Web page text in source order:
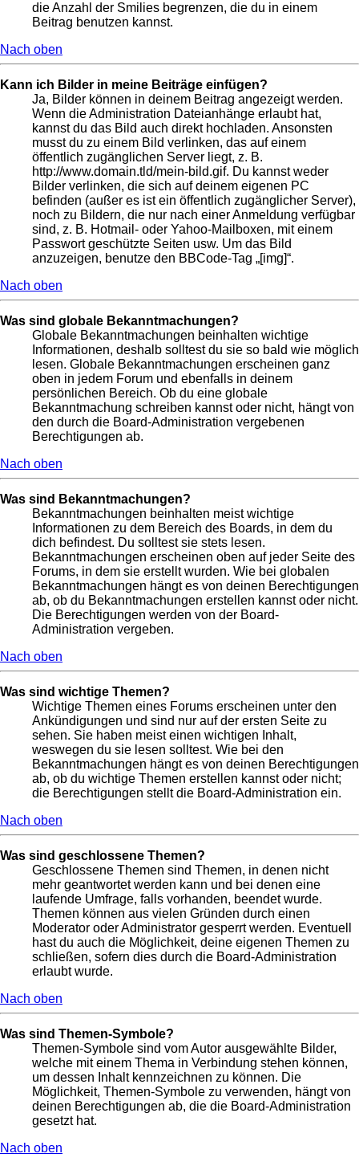
die Anzahl der Smilies begrenzen, die du in einem
Beitrag benutzen kannst.
Nach oben
Kann ich Bilder in meine Beiträge einfügen?
Ja, Bilder können in deinem Beitrag angezeigt werden.
Wenn die Administration Dateianhänge erlaubt hat,
kannst du das Bild auch direkt hochladen. Ansonsten
musst du zu einem Bild verlinken, das auf einem
öffentlich zugänglichen Server liegt, z. B.
http://www.domain.tld/mein-bild.gif. Du kannst weder
Bilder verlinken, die sich auf deinem eigenen PC
befinden (außer es ist ein öffentlich zugänglicher Server),
noch zu Bildern, die nur nach einer Anmeldung verfügbar
sind, z. B. Hotmail- oder Yahoo-Mailboxen, mit einem
Passwort geschützte Seiten usw. Um das Bild
anzuzeigen, benutze den BBCode-Tag „[img]“.
Nach oben
Was sind globale Bekanntmachungen?
Globale Bekanntmachungen beinhalten wichtige
Informationen, deshalb solltest du sie so bald wie möglich
lesen. Globale Bekanntmachungen erscheinen ganz
oben in jedem Forum und ebenfalls in deinem
persönlichen Bereich. Ob du eine globale
Bekanntmachung schreiben kannst oder nicht, hängt von
den durch die Board-Administration vergebenen
Berechtigungen ab.
Nach oben
Was sind Bekanntmachungen?
Bekanntmachungen beinhalten meist wichtige
Informationen zu dem Bereich des Boards, in dem du
dich befindest. Du solltest sie stets lesen.
Bekanntmachungen erscheinen oben auf jeder Seite des
Forums, in dem sie erstellt wurden. Wie bei globalen
Bekanntmachungen hängt es von deinen Berechtigungen
ab, ob du Bekanntmachungen erstellen kannst oder nicht.
Die Berechtigungen werden von der Board-
Administration vergeben.
Nach oben
Was sind wichtige Themen?
Wichtige Themen eines Forums erscheinen unter den
Ankündigungen und sind nur auf der ersten Seite zu
sehen. Sie haben meist einen wichtigen Inhalt,
weswegen du sie lesen solltest. Wie bei den
Bekanntmachungen hängt es von deinen Berechtigungen
ab, ob du wichtige Themen erstellen kannst oder nicht;
die Berechtigungen stellt die Board-Administration ein.
Nach oben
Was sind geschlossene Themen?
Geschlossene Themen sind Themen, in denen nicht
mehr geantwortet werden kann und bei denen eine
laufende Umfrage, falls vorhanden, beendet wurde.
Themen können aus vielen Gründen durch einen
Moderator oder Administrator gesperrt werden. Eventuell
hast du auch die Möglichkeit, deine eigenen Themen zu
schließen, sofern dies durch die Board-Administration
erlaubt wurde.
Nach oben
Was sind Themen-Symbole?
Themen-Symbole sind vom Autor ausgewählte Bilder,
welche mit einem Thema in Verbindung stehen können,
um dessen Inhalt kennzeichnen zu können. Die
Möglichkeit, Themen-Symbole zu verwenden, hängt von
deinen Berechtigungen ab, die die Board-Administration
gesetzt hat.
Nach oben